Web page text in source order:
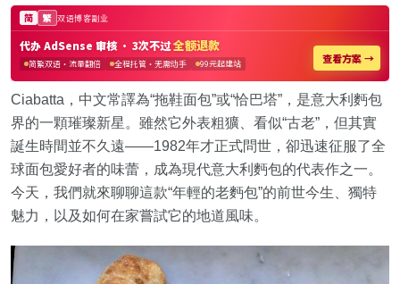
Ciabatta，中文常譯為“拖鞋面包”或“恰巴塔”，是意大利麪包
界的一顆璀璨新星。雖然它外表粗獷、看似“古老”，但其實
誕生時間並不久遠——1982年才正式問世，卻迅速征服了全
球面包愛好者的味蕾，成為現代意大利麪包的代表作之一。
今天，我們就來聊聊這款“年輕的老麪包”的前世今生、獨特
魅力，以及如何在家嘗試它的地道風味。